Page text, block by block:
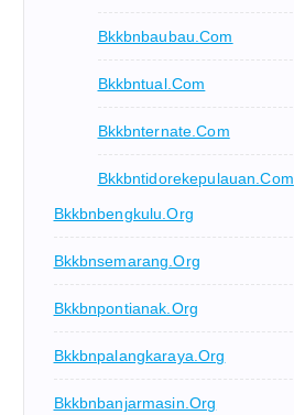
Bkkbnbaubau.com
Bkkbntual.com
Bkkbnternate.com
Bkkbntidorekepulauan.com
Bkkbnbengkulu.org
Bkkbnsemarang.org
Bkkbnpontianak.org
Bkkbnpalangkaraya.org
Bkkbnbanjarmasin.org